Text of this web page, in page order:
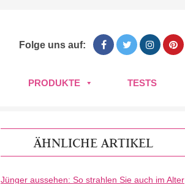
Folge uns auf:
PRODUKTE TESTS
ÄHNLICHE ARTIKEL
Jünger aussehen: So strahlen Sie auch im Alter